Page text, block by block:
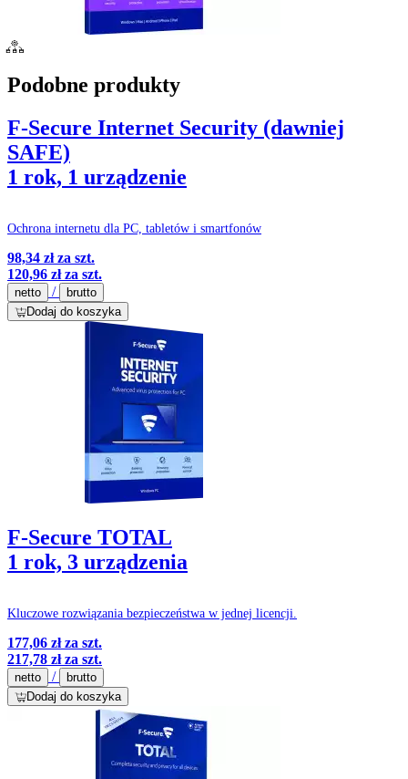
Podobne produkty
F-Secure Internet Security (dawniej
SAFE)
1 rok, 1 urządzenie
Ochrona internetu dla PC, tabletów i smartfonów
98,34 złza szt.
120,96 złza szt.
netto /
brutto
Dodaj do koszyka
F-Secure TOTAL
1 rok, 3 urządzenia
Kluczowe rozwiązania bezpieczeństwa w jednej licencji.
177,06 złza szt.
217,78 złza szt.
netto /
brutto
Dodaj do koszyka